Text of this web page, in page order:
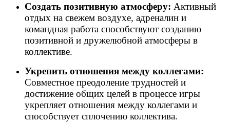
Создать позитивную атмосферу: Активный
отдых на свежем воздухе, адреналин и
командная работа способствуют созданию
позитивной и дружелюбной атмосферы в
коллективе.
Укрепить отношения между коллегами:
Совместное преодоление трудностей и
достижение общих целей в процессе игры
укрепляет отношения между коллегами и
способствует сплочению коллектива.